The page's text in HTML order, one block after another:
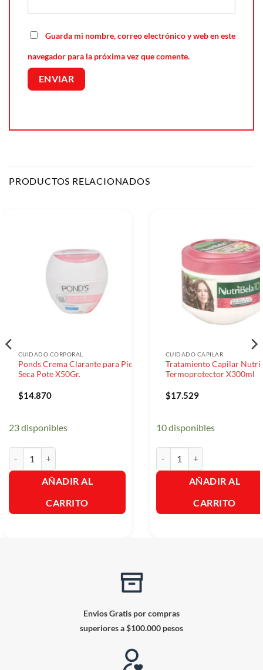
Guarda mi nombre, correo electrónico y web en este
navegador para la próxima vez que comente.
PRODUCTOS RELACIONADOS
CUIDADO CORPORAL
Ponds Crema Clarante para Piel
Seca Pote X50Gr.
$14.870
23 disponibles
AÑADIR AL
CARRITO
CUIDADO CAPILAR
Tratamiento Capilar
Termoprotector X300ml
$17.529
10 disponibles
AÑADIR AL
CARRITO
Envios Gratis por compras
superiores a $100.000 pesos